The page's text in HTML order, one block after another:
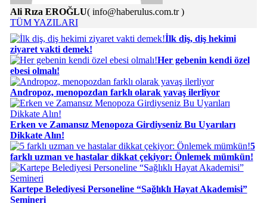
Ali Rıza EROĞLU( info@haberulus.com.tr )
TÜM YAZILARI
İlk diş, diş hekimi
ziyaret vakti demek!
Her gebenin kendi özel
ebesi olmalı!
Andropoz, menopozdan farklı olarak yavaş ilerliyor
Erken ve Zamansız Menopoza Girdiyseniz Bu Uyarıları
Dikkate Alın!
5
farklı uzman ve hastalar dikkat çekiyor: Önlemek mümkün!
Kartepe Belediyesi Personeline “Sağlıklı Hayat Akademisi”
Semineri